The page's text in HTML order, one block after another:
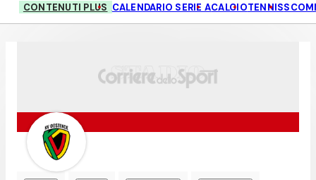
CONTENUTI PLUS CALENDARIO SERIE ACALCIOTENNIS